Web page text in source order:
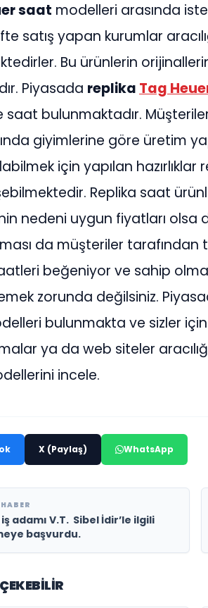
saat modelleri arasında
satış yapan kurumlar
Bu ürünlerin
Piyasada replika Tag
saat bulunmaktadır.
giyimlerine göre üretim
için yapılan
Replika saat
nedeni uygun fiyatları olsa
da müşteriler
beğeniyor ve sahip
zorunda değilsiniz.
bulunmakta ve sizler için
ya da web siteler
incele.
X (Paylaş) WhatsApp
adamı V.T. Sibel İdir’le ilgili
başvurdu.